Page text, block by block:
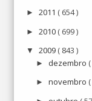
► 2011 ( 654 )
► 2010 ( 699 )
▼ 2009 ( 843 )
► dezembro
► novembro